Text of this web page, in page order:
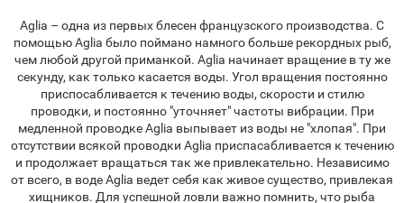
Aglia – одна из первых блесен французского производства. С
помощью Aglia было поймано намного больше рекордных рыб,
чем любой другой приманкой. Aglia начинает вращение в ту же
секунду, как только касается воды. Угол вращения постоянно
приспосабливается к течению воды, скорости и стилю
проводки, и постоянно "уточняет" частоты вибрации. При
медленной проводке Aglia выпывает из воды не "хлопая". При
отсутствии всякой проводки Aglia приспасабливается к течению
и продолжает вращаться так же привлекательно. Независимо
от всего, в воде Aglia ведет себя как живое существо, привлекая
хищников. Для успешной ловли важно помнить, что рыба